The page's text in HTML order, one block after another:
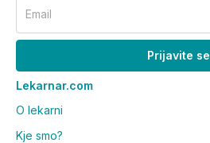
Email
Prijavite se
Lekarnar.com
O lekarni
Kje smo?